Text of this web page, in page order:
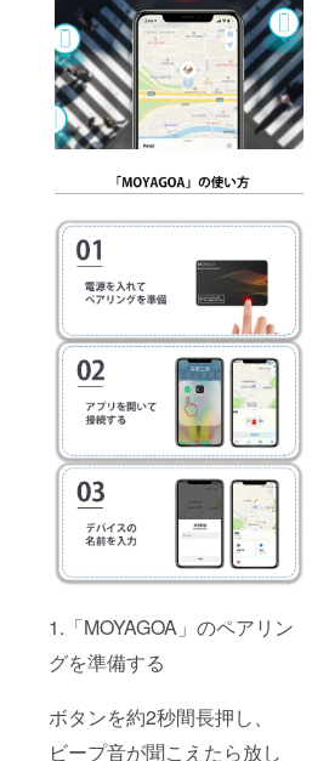
1.「MOYAGOA」のペアリン
グを準備する
ボタンを約2秒間長押し、
ビープ音が聞こえたら放し